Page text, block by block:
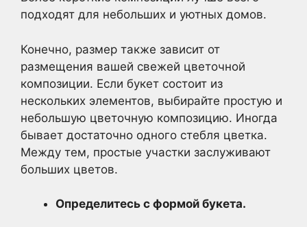
подходят для небольших и уютных домов.
Конечно, размер также зависит от
размещения вашей свежей цветочной
композиции. Если букет состоит из
нескольких элементов, выбирайте простую и
небольшую цветочную композицию. Иногда
бывает достаточно одного стебля цветка.
Между тем, простые участки заслуживают
больших цветов.
Определитесь с формой букета.